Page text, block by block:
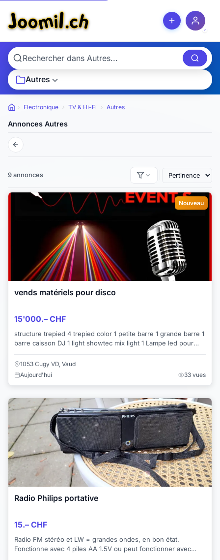
Autres
Petites annonces
Electronique TV & Hi-Fi Autres
Annonces Autres
9 annonces
Nouveau
vends matériels pour disco
15'000.– CHF
structure trepied 4 trepied color 1 petite barre 1 grande barre 1
barre caisson DJ 1 light showtec mix light 1 Lampe led pour
1053 Cugy VD, Vaud
Aujourd'hui
33 vues
Radio Philips portative
15.– CHF
Radio FM stéréo et LW = grandes ondes, en bon état.
Fonctionne avec 4 piles AA 1.5V ou peut fonctionner avec